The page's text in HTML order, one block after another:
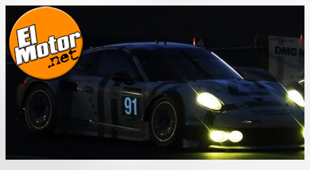
Saltar
contenido
El Motor punto Net
Información sobre novedades y pruebas de Automóviles